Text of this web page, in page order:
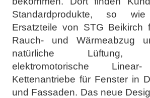
Standardprodukte, so
Ersatzteile von STG Beikirch
Rauch- und Wärmeabzug
natürliche Lüftung,
elektromotorische
Kettenantriebe für Fenster in
und Fassaden. Das neue